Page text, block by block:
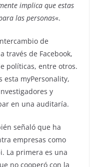
implica que estas
las personas«.
de
través de Facebook,
políticas, entre otros.
esta myPersonality,
y
en una auditaría.
señaló que ha
empresas como
La primera es una
no cooperó con la